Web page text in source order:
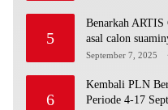
5
Benarkah
asal calon
September 7, 2025
6
Kembali PLN
Periode 4-17